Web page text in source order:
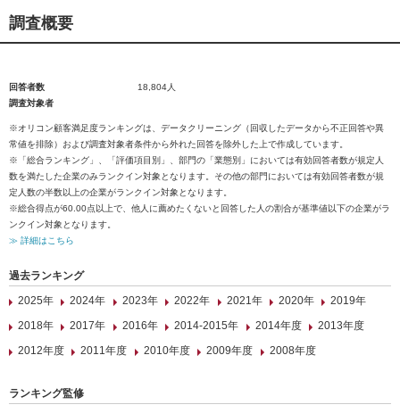
調査概要
回答者数
18,804人
調査対象者
※オリコン顧客満足度ランキングは、データクリーニング（回収したデータから不正回答や異
常値を排除）および調査対象者条件から外れた回答を除外した上で作成しています。
※「総合ランキング」、「評価項目別」、部門の「業態別」においては有効回答者数が規定人
数を満たした企業のみランクイン対象となります。その他の部門においては有効回答者数が規
定人数の半数以上の企業がランクイン対象となります。
※総合得点が60.00点以上で、他人に薦めたくないと回答した人の割合が基準値以下の企業がラ
ンクイン対象となります。
≫ 詳細はこちら
過去ランキング
2025年
2024年 2023年 2022年 2021年 2020年
2019年
2018年
2017年 2016年 2014-2015年 2014年度
2013年度
2012年度
2011年度 2010年度 2009年度 2008年度
ランキング監修